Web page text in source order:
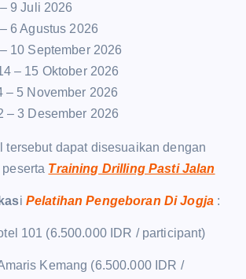
9 Juli 2026
6 Agustus 2026
10 September 2026
– 15 Oktober 2026
– 5 November 2026
– 3 Desember 2026
tersebut dapat disesuaikan dengan
Training Drilling Pasti Jalan
i Pelatihan Pengeboran Di Jogja :
101 (6.500.000 IDR / participant)
Kemang (6.500.000 IDR /